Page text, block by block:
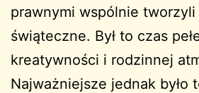
prawnymi wspólnie
świąteczne. Był to czas
kreatywności i rodzinnej
Najważniejsze jednak było